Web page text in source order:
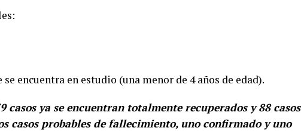
encuentra en estudio (una menor de 4 años de edad).
casos ya se encuentran totalmente recuperados y 88 casos
casos probables de fallecimiento, uno confirmado y uno